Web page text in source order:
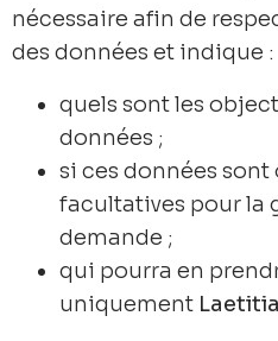
nécessaire afin de
des données et indique :
quels sont les
données ;
si ces données
facultatives pour la
demande ;
qui pourra en
uniquement